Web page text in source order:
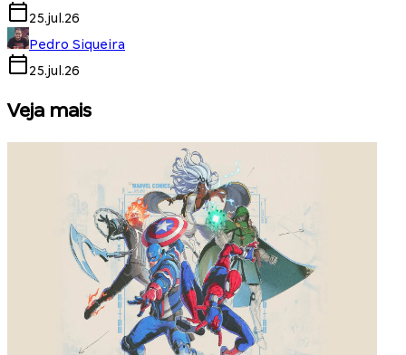
25.jul.26
Pedro Siqueira
25.jul.26
Veja mais